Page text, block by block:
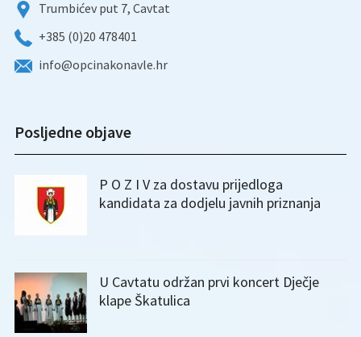
Trumbićev put 7, Cavtat
+385 (0)20 478401
info@opcinakonavle.hr
Posljedne objave
P O Z I V za dostavu prijedloga
kandidata za dodjelu javnih priznanja
U Cavtatu održan prvi koncert Dječje
klape Škatulica